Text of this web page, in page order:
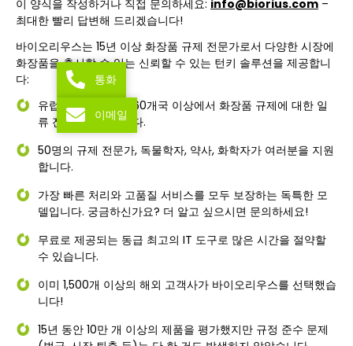
이 양식을 작성하거나 직접 문의하세요: info@biorius.com –
최대한 빨리 답변해 드리겠습니다!
바이오리우스는 15년 이상 화장품 규제 전문가로서 다양한 시장에
화장품을 출시할 수 있는 신뢰할 수 있는 턴키 솔루션을 제공합니
다:
유럽, 영국, 미국 및 60개국 이상에서 화장품 규제에 대한 일
류 전문가가 있습니다.
50명의 규제 전문가, 독물학자, 약사, 화학자가 여러분을 지원
합니다.
가장 빠른 처리와 고품질 서비스를 모두 보장하는 독특한 모
델입니다. 궁금하신가요? 더 알고 싶으시면 문의하세요!
무료로 제공되는 동급 최고의 IT 도구로 많은 시간을 절약할
수 있습니다.
이미 1,500개 이상의 해외 고객사가 바이오리우스를 선택했습
니다!
15년 동안 10만 개 이상의 제품을 평가했지만 규정 준수 문제
통화
이메일